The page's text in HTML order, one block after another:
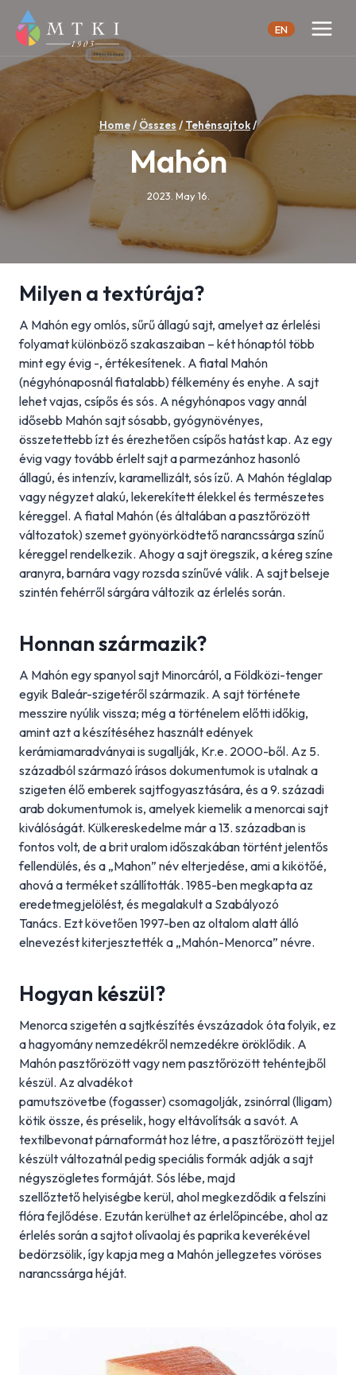
content
EN
Home/ Összes/ Tehénsajtok/
Mahón
2023. May 16.
Milyen a textúrája?
A Mahón egy omlós, sűrű állagú sajt, amelyet az érlelési
folyamat különböző szakaszaiban – két hónaptól több
mint egy évig -, értékesítenek. A fiatal Mahón
(négyhónaposnál fiatalabb) félkemény és enyhe. A sajt
lehet vajas, csípős és sós. A négyhónapos vagy annál
idősebb Mahón sajt sósabb, gyógynövényes,
összetettebb ízt és érezhetően csípős hatást kap. Az egy
évig vagy tovább érlelt sajt a parmezánhoz hasonló
állagú, és intenzív, karamellizált, sós ízű. A Mahón téglalap
vagy négyzet alakú, lekerekített élekkel és természetes
kéreggel. A fiatal Mahón (és általában a pasztőrözött
változatok) szemet gyönyörködtető narancssárga színű
kéreggel rendelkezik. Ahogy a sajt öregszik, a kéreg színe
aranyra, barnára vagy rozsda színűvé válik. A sajt belseje
szintén fehérről sárgára változik az érlelés során.
Honnan származik?
A Mahón egy spanyol sajt Minorcáról, a Földközi-tenger
egyik Baleár-szigetéről származik. A sajt története
messzire nyúlik vissza; még a történelem előtti időkig,
amint azt a készítéséhez használt edények
kerámiamaradványai is sugallják, Kr.e. 2000-ből. Az 5.
századból származó írásos dokumentumok is utalnak a
szigeten élő emberek sajtfogyasztására, és a 9. századi
arab dokumentumok is, amelyek kiemelik a menorcai sajt
kiválóságát. Külkereskedelme már a 13. században is
fontos volt, de a brit uralom időszakában történt jelentős
fellendülés, és a „Mahon” név elterjedése, ami a kikötőé,
ahová a terméket szállították. 1985-ben megkapta az
eredetmegjelölést, és megalakult a Szabályozó
Tanács. Ezt követően 1997-ben az oltalom alatt álló
elnevezést kiterjesztették a „Mahón-Menorca” névre.
Hogyan készül?
Menorca szigetén a sajtkészítés évszázadok óta folyik, ez
a hagyomány nemzedékről nemzedékre öröklődik. A
Mahón pasztőrözött vagy nem pasztőrözött tehéntejből
készül. Az alvadékot
pamutszövetbe (fogasser) csomagolják, zsinórral (lligam)
kötik össze, és préselik, hogy eltávolítsák a savót. A
textilbevonat párnaformát hoz létre, a pasztőrözött tejjel
készült változatnál pedig speciális formák adják a sajt
négyszögletes formáját. Sós lébe, majd
szellőztető helyiségbe kerül, ahol megkezdődik a felszíni
flóra fejlődése. Ezután kerülhet az érlelőpincébe, ahol az
érlelés során a sajtot olívaolaj és paprika keverékével
bedörzsölik, így kapja meg a Mahón jellegzetes vöröses
narancssárga héját.